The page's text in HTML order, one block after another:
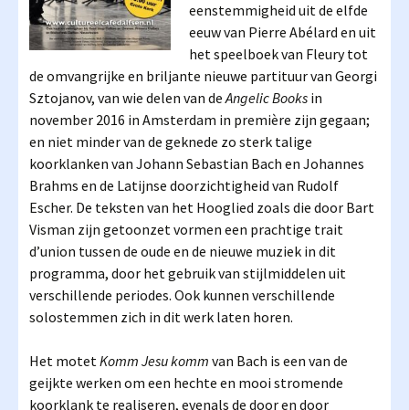
eenstemmigheid uit de elfde
eeuw van Pierre Abélard en uit
het speelboek van Fleury tot
de omvangrijke en briljante nieuwe partituur van Georgi
Sztojanov, van wie delen van deAngelic Books in
november 2016 in Amsterdam in première zijn gegaan;
en niet minder van de geknede zo sterk talige
koorklanken van Johann Sebastian Bach en Johannes
Brahms en de Latijnse doorzichtigheid van Rudolf
Escher. De teksten van het Hooglied zoals die door Bart
Visman zijn getoonzet vormen een prachtige trait
d’union tussen de oude en de nieuwe muziek in dit
programma, door het gebruik van stijlmiddelen uit
verschillende periodes. Ook kunnen verschillende
solostemmen zich in dit werk laten horen.
Het motetKomm Jesu komm van Bach is een van de
geijkte werken om een hechte en mooi stromende
koorklank te realiseren, evenals de door en door